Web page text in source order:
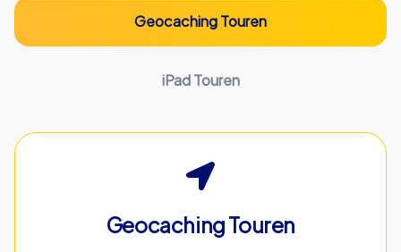
Geocaching Touren
iPad Touren
Geocaching Touren